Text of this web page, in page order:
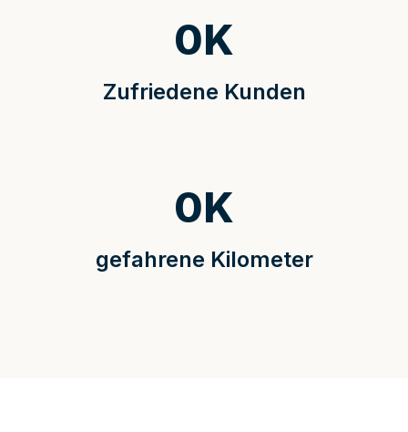
Zufriedene Kunden
0K
gefahrene Kilometer
0K